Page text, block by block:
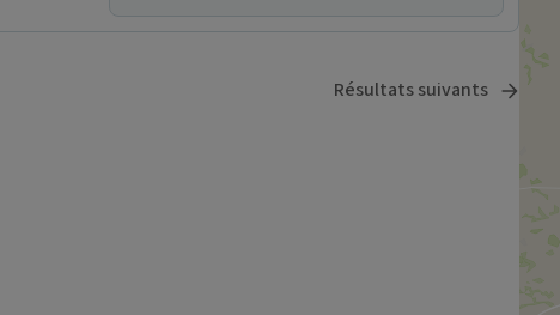
Résultats suivants